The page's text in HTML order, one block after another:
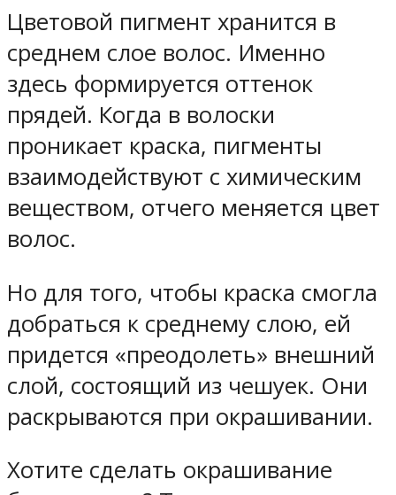
Цветовой пигмент хранится в
среднем слое волос. Именно
здесь формируется оттенок
прядей. Когда в волоски
проникает краска, пигменты
взаимодействуют с химическим
веществом, отчего меняется цвет
волос.
Но для того, чтобы краска смогла
добраться к среднему слою, ей
придется «преодолеть» внешний
слой, состоящий из чешуек. Они
раскрываются при окрашивании.
Хотите сделать окрашивание